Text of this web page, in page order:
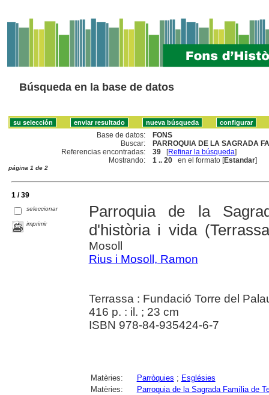
Búsqueda en la base de datos
Base de datos:
FONS
Buscar:
PARROQUIA DE LA SAGRADA
Referencias encontradas:
39 [Refinar la búsqueda]
Mostrando:
1 .. 20 en el formato [Estandar]
página 1 de 2
1 / 39
seleccionar
imprimir
Parroquia de la
d'història i vida
Mosoll
Rius i Mosoll, Ramon
Terrassa : Fundació Torre del
416 p. : il. ; 23 cm
ISBN 978-84-935424-6-7
Matèries: Parròquies ; Esglésies
Matèries:
Parroquia de la Sagrada Família de